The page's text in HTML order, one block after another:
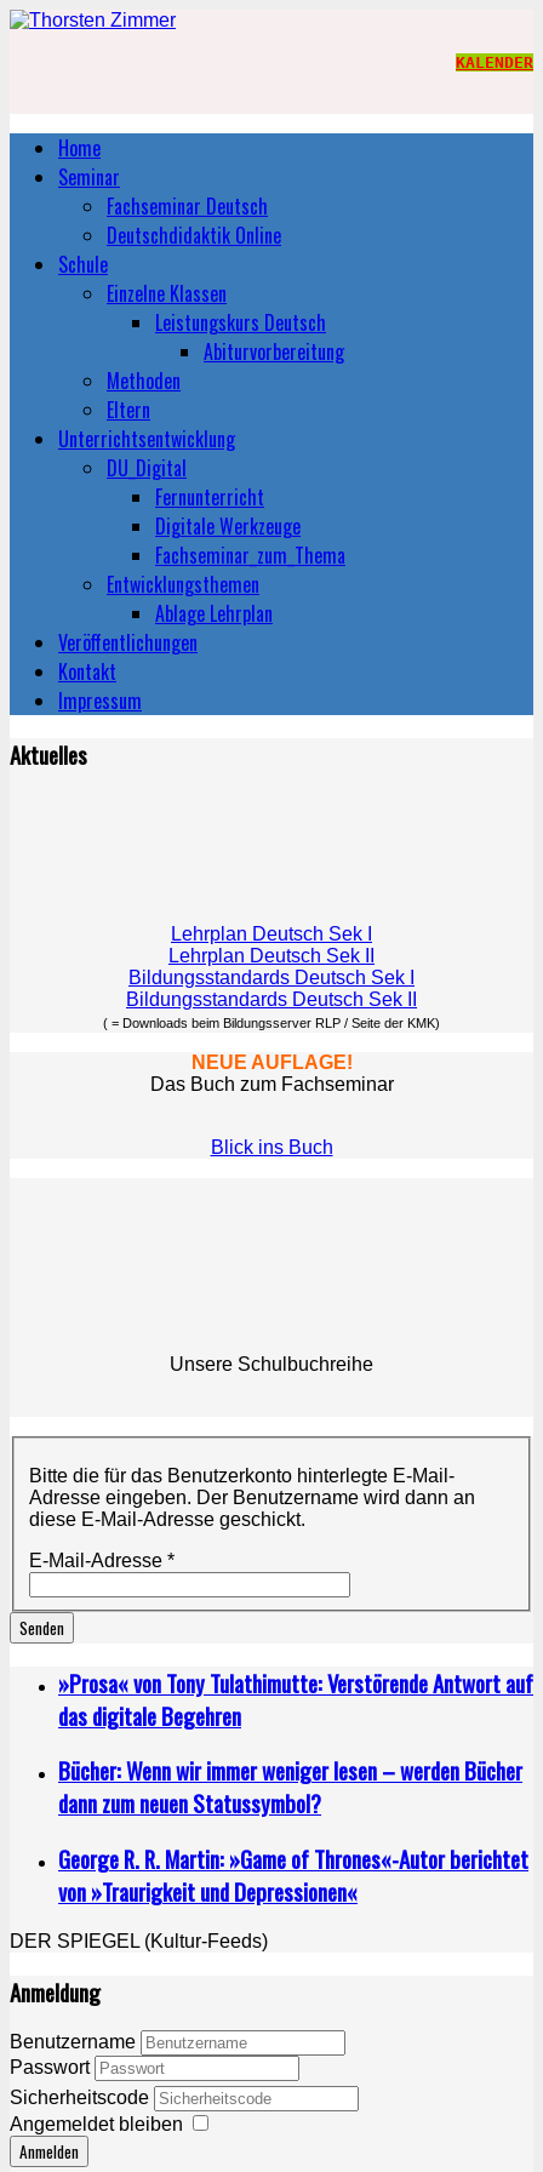
KALENDER
Home
Seminar
Fachseminar Deutsch
Deutschdidaktik Online
Schule
Einzelne Klassen
Leistungskurs Deutsch
Abiturvorbereitung
Methoden
Eltern
Unterrichtsentwicklung
DU_Digital
Fernunterricht
Digitale Werkzeuge
Fachseminar_zum_Thema
Entwicklungsthemen
Ablage Lehrplan
Veröffentlichungen
Kontakt
Impressum
Aktuelles
Lehrplan Deutsch Sek I
Lehrplan Deutsch Sek II
Bildungsstandards Deutsch Sek I
Bildungsstandards Deutsch Sek II
( = Downloads beim Bildungsserver RLP / Seite der KMK)
NEUE AUFLAGE!
Das Buch zum Fachseminar
Blick ins Buch
Unsere Schulbuchreihe
Bitte die für das Benutzerkonto hinterlegte E-Mail-
Adresse eingeben. Der Benutzername wird dann an
diese E-Mail-Adresse geschickt.
E-Mail-Adresse *
Senden
»Prosa« von Tony Tulathimutte: Verstörende Antwort auf
das digitale Begehren
Bücher: Wenn wir immer weniger lesen – werden Bücher
dann zum neuen Statussymbol?
George R. R. Martin: »Game of Thrones«-Autor berichtet
von »Traurigkeit und Depressionen«
DER SPIEGEL (Kultur-Feeds)
Anmeldung
Benutzername
Passwort
Sicherheitscode
Angemeldet bleiben
Anmelden